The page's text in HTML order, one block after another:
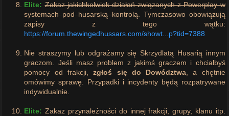
Elite: Zakaz jakichkolwiek działań związanych z Powerplay w
systemach pod husarską kontrolą.Tymczasowo obowiązują
zapisy z tego wątku:
https://forum.thewingedhussars.com/showt...p?tid=7388
Nie straszymy lub odgrażamy się Skrzydlatą Husarią innym
graczom. Jeśli masz problem z jakimś graczem i chciałbyś
pomocy od frakcji,zgłoś się do Dowództwa , a chętnie
omówimy sprawę. Przypadki i incydenty będą rozpatrywane
indywidualnie.
Elite: Zakaz przynależności do innej frakcji, grupy, klanu itp.